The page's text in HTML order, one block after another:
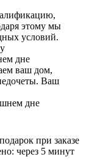
этому мы
условий.
дне
ваш дом,
Ваш
при заказе
через 5 минут